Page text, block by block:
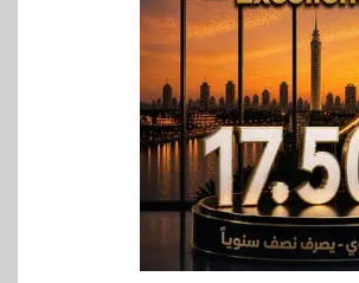
فيكسد مصر و”حلول” تتشاركان
في تطوير أول منصة للسياحة
الصحية في مصر والشرق الأوسط
وأفريقيا Tour4Cure
سوق وصلة
هواوي: هاتف nova 15
Max بطارية ضخمة وتصميم متين
جهازًا مثاليًا للشباب